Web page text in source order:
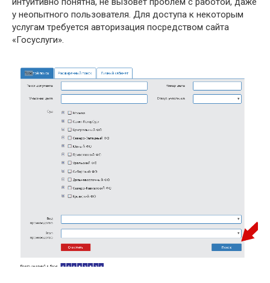
у неопытного пользователя. Для доступа к некоторым
услугам требуется авторизация посредством сайта
«Госуслуги».